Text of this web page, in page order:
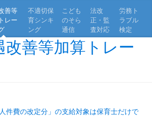
善等
レー
不適切保
育シンキ
ング
こども
のそら
通信
法改
正・監
査対応
労務ト
ラブル
検定
改善等加算トレー
件費の改定分」の支給対象は保育士だけで